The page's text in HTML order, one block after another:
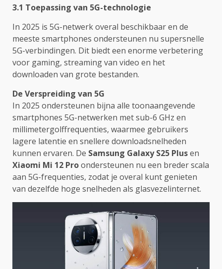
3.1 Toepassing van 5G-technologie
In 2025 is 5G-netwerk overal beschikbaar en de
meeste smartphones ondersteunen nu supersnelle
5G-verbindingen. Dit biedt een enorme verbetering
voor gaming, streaming van video en het
downloaden van grote bestanden.
De Verspreiding van 5G
In 2025 ondersteunen bijna alle toonaangevende
smartphones 5G-netwerken met sub-6 GHz en
millimetergolffrequenties, waarmee gebruikers
lagere latentie en snellere downloadsnelheden
kunnen ervaren. De Samsung Galaxy S25 Plusen
Xiaomi Mi 12 Proondersteunen nu een breder scala
aan 5G-frequenties, zodat je overal kunt genieten
van dezelfde hoge snelheden als glasvezelinternet.